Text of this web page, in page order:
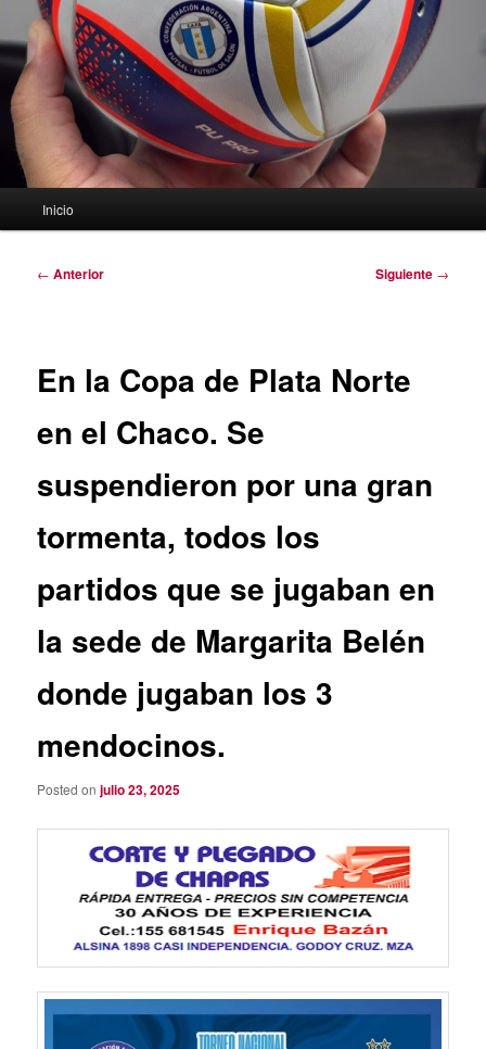
Inicio
Navegación
← Anterior Siguiente →
En la Copa de Plata Norte
en el Chaco. Se
suspendieron por una gran
tormenta, todos los
partidos que se jugaban en
la sede de Margarita Belén
donde jugaban los 3
mendocinos.
Posted onjulio 23, 2025